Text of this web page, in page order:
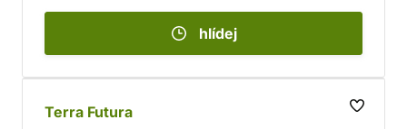
hlídej
Terra Futura